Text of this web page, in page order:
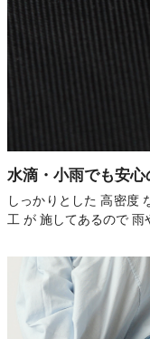
水滴・小雨でも安
しっかりとした 高密度
工 が 施してあるので 雨